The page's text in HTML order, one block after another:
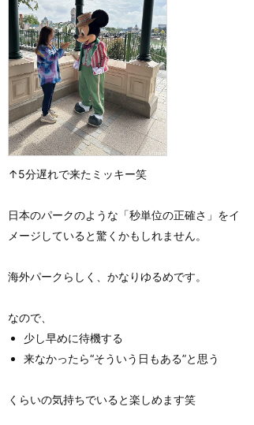
↑5分遅れで来たミッキー笑
日本のパークのような「秒単位の正確さ」をイ
メージしていると驚くかもしれません。
海外パークらしく、かなりゆるめです。
なので、
少し早めに待機する
来なかったら“そういう日もある”と思う
くらいの気持ちでいると楽しめます笑